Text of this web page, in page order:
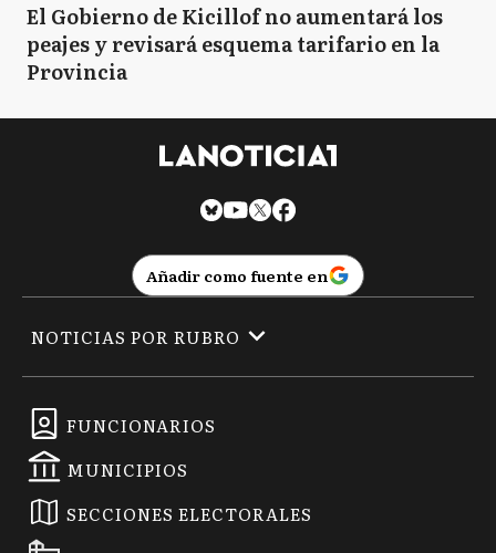
El Gobierno de Kicillof no aumentará los
peajes y revisará esquema tarifario en la
Provincia
Añadir como fuente en
FUNCIONARIOS
MUNICIPIOS
SECCIONES ELECTORALES
NOTICIAS POR RUBRO